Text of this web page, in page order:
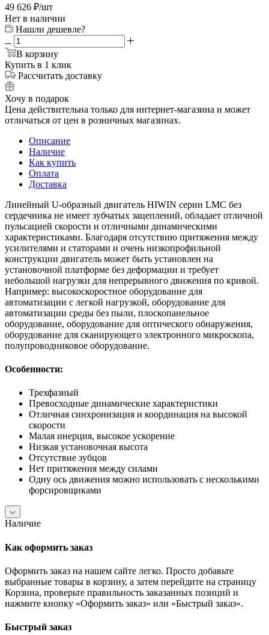
49 626 ₽/шт
Нет в наличии
Нашли дешевле?
В корзину
Купить в 1 клик
Рассчитать доставку
Хочу в подарок
Цена действительна только для интернет-магазина и может
отличаться от цен в розничных магазинах.
Описание
Наличие
Как купить
Оплата
Доставка
Линейный U-образный двигатель HIWIN серии LMC без
сердечника не имеет зубчатых зацеплений, обладает отличной
пульсацией скорости и отличными динамическими
характеристиками. Благодаря отсутствию притяжения между
усилителями и статорами и очень низкопрофильной
конструкции двигатель может быть установлен на
установочной платформе без деформации и требует
небольшой нагрузки для непрерывного движения по кривой.
Например: высокоскоростное оборудование для
автоматизации с легкой нагрузкой, оборудование для
автоматизации среды без пыли, плоскопанельное
оборудование, оборудование для оптического обнаружения,
оборудование для сканирующего электронного микроскопа,
полупроводниковое оборудование.
Особенности:
Трехфазный
Превосходные динамические характеристики
Отличная синхронизация и координация на высокой
скорости
Малая инерция, высокое ускорение
Низкая установочная высота
Отсутствие зубцов
Нет притяжения между силами
Одну ось движения можно использовать с несколькими
форсировщиками
Наличие
Как оформить заказ
Оформить заказ на нашем сайте легко. Просто добавьте
выбранные товары в корзину, а затем перейдите на страницу
Корзина, проверьте правильность заказанных позиций и
нажмите кнопку «Оформить заказ» или «Быстрый заказ».
Быстрый заказ